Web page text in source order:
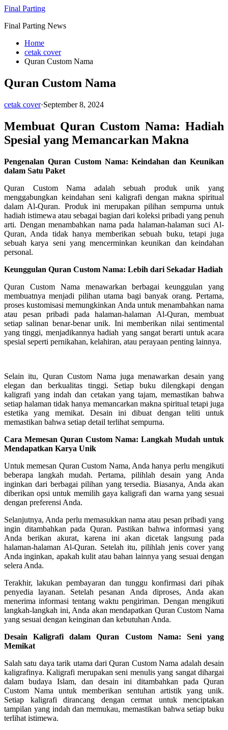
Skip
content
Final Parting
Final Parting News
Home
cetak cover
Quran Custom Nama
Quran Custom Nama
cetak cover·September 8, 2024
Membuat Quran Custom Nama: Hadiah
Spesial yang Memancarkan Makna
Pengenalan Quran Custom Nama: Keindahan dan Keunikan
dalam Satu Paket
Quran Custom Nama adalah sebuah produk unik yang
menggabungkan keindahan seni kaligrafi dengan makna spiritual
dalam Al-Quran. Produk ini merupakan pilihan sempurna untuk
hadiah istimewa atau sebagai bagian dari koleksi pribadi yang penuh
arti. Dengan menambahkan nama pada halaman-halaman suci Al-
Quran, Anda tidak hanya memberikan sebuah buku, tetapi juga
sebuah karya seni yang mencerminkan keunikan dan keindahan
personal.
Keunggulan Quran Custom Nama: Lebih dari Sekadar Hadiah
Quran Custom Nama menawarkan berbagai keunggulan yang
membuatnya menjadi pilihan utama bagi banyak orang. Pertama,
proses kustomisasi memungkinkan Anda untuk menambahkan nama
atau pesan pribadi pada halaman-halaman Al-Quran, membuat
setiap salinan benar-benar unik. Ini memberikan nilai sentimental
yang tinggi, menjadikannya hadiah yang sangat berarti untuk acara
spesial seperti pernikahan, kelahiran, atau perayaan penting lainnya.
Selain itu, Quran Custom Nama juga menawarkan desain yang
elegan dan berkualitas tinggi. Setiap buku dilengkapi dengan
kaligrafi yang indah dan cetakan yang tajam, memastikan bahwa
setiap halaman tidak hanya memancarkan makna spiritual tetapi juga
estetika yang memikat. Desain ini dibuat dengan teliti untuk
memastikan bahwa setiap detail terlihat sempurna.
Cara Memesan Quran Custom Nama: Langkah Mudah untuk
Mendapatkan Karya Unik
Untuk memesan Quran Custom Nama, Anda hanya perlu mengikuti
beberapa langkah mudah. Pertama, pilihlah desain yang Anda
inginkan dari berbagai pilihan yang tersedia. Biasanya, Anda akan
diberikan opsi untuk memilih gaya kaligrafi dan warna yang sesuai
dengan preferensi Anda.
Selanjutnya, Anda perlu memasukkan nama atau pesan pribadi yang
ingin ditambahkan pada Quran. Pastikan bahwa informasi yang
Anda berikan akurat, karena ini akan dicetak langsung pada
halaman-halaman Al-Quran. Setelah itu, pilihlah jenis cover yang
Anda inginkan, apakah kulit atau bahan lainnya yang sesuai dengan
selera Anda.
Terakhir, lakukan pembayaran dan tunggu konfirmasi dari pihak
penyedia layanan. Setelah pesanan Anda diproses, Anda akan
menerima informasi tentang waktu pengiriman. Dengan mengikuti
langkah-langkah ini, Anda akan mendapatkan Quran Custom Nama
yang sesuai dengan keinginan dan kebutuhan Anda.
Desain Kaligrafi dalam Quran Custom Nama: Seni yang
Memikat
Salah satu daya tarik utama dari Quran Custom Nama adalah desain
kaligrafinya. Kaligrafi merupakan seni menulis yang sangat dihargai
dalam budaya Islam, dan desain ini ditambahkan pada Quran
Custom Nama untuk memberikan sentuhan artistik yang unik.
Setiap kaligrafi dirancang dengan cermat untuk menciptakan
tampilan yang indah dan memukau, memastikan bahwa setiap buku
terlihat istimewa.